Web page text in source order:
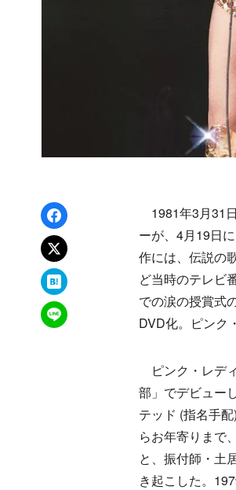
Facebookでシェア
xでポスト
はてなブックマーク
LINEで送る
1981年3月31
ーが、4月19日
作には、伝説の
ど当時のテレビ
での涙の授賞式
DVD化。ピンク
ピンク・レデ
部」でデビュー
テッド (指名手
らお年寄りまで
と、振付師・土
き起こした。